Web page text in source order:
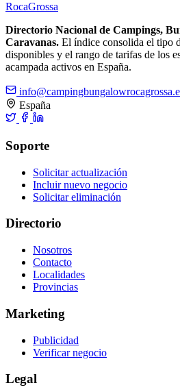
RocaGrossa
Directorio Nacional de Campings,
Caravanas. El índice consolida el tipo
disponibles y el rango de tarifas de los
acampada activos en España.
España
Soporte
Solicitar actualización
Incluir nuevo negocio
Solicitar eliminación
Directorio
Nosotros
Contacto
Localidades
Provincias
Marketing
Publicidad
Verificar negocio
Legal